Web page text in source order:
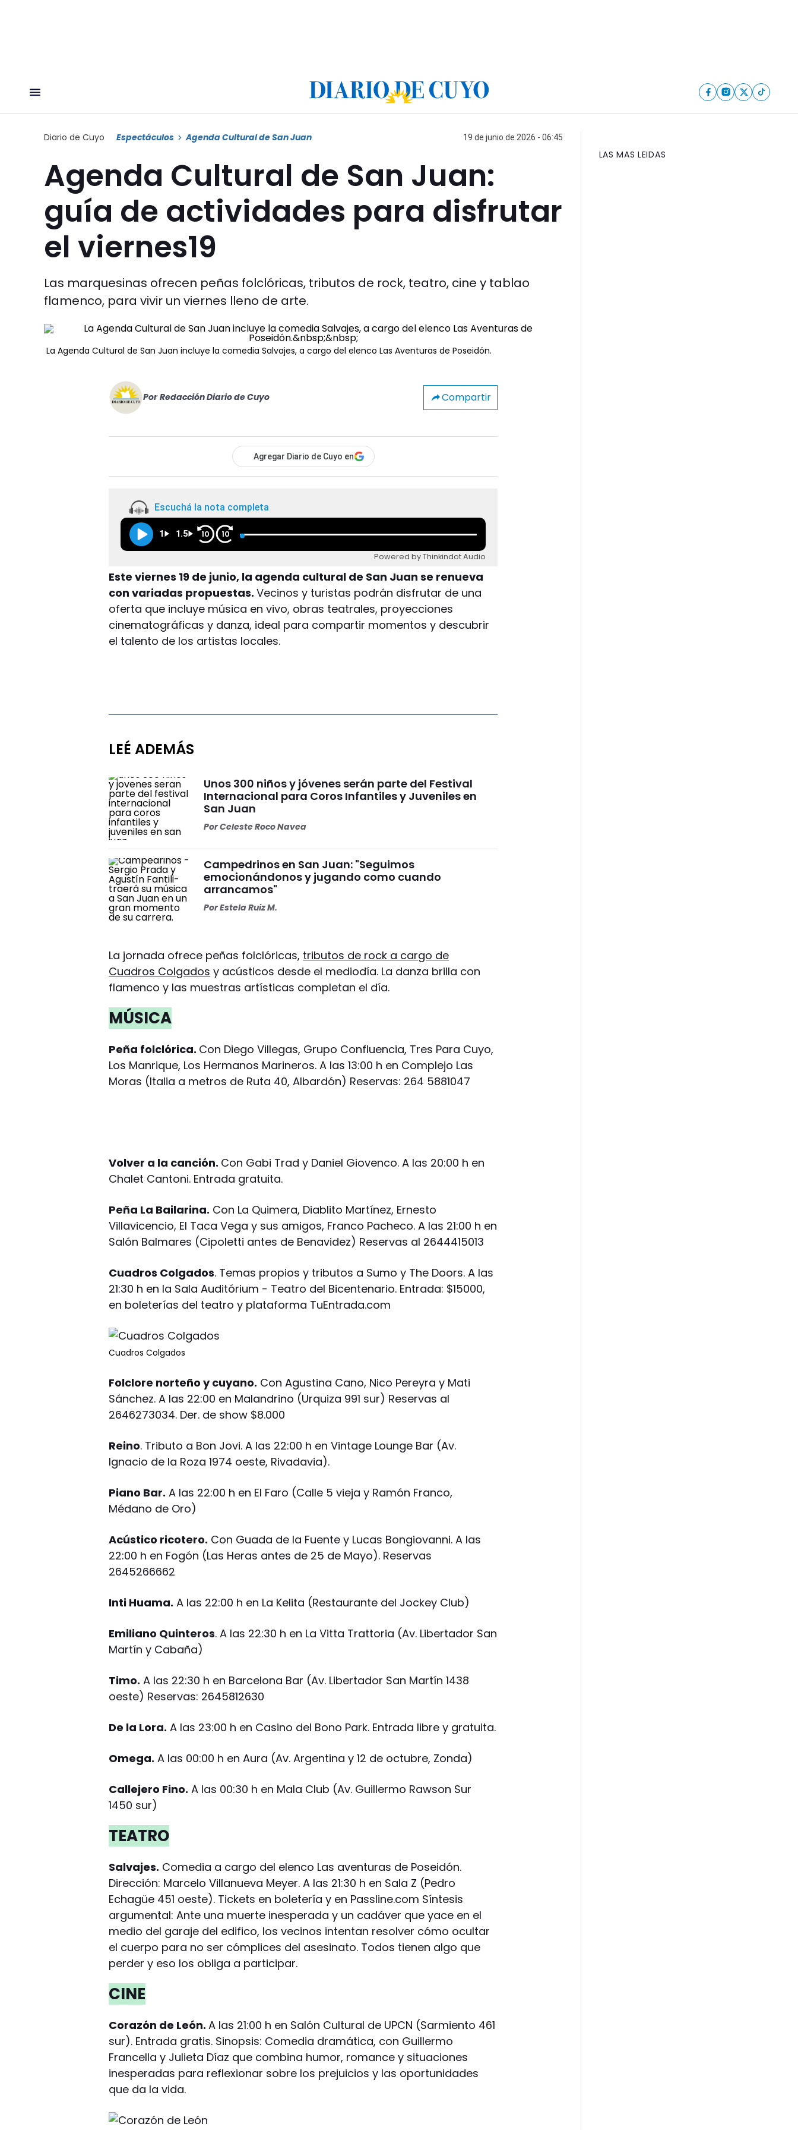
Diario de Cuyo Espectáculos Agenda Cultural de San Juan 19 de junio de 2026 - 06:45
Agenda Cultural de San Juan:
guía de actividades para disfrutar
el viernes19
Las marquesinas ofrecen peñas folclóricas, tributos de rock, teatro, cine y tablao
flamenco, para vivir un viernes lleno de arte.
La Agenda Cultural de San Juan incluye la comedia Salvajes, a cargo del elenco Las Aventuras de Poseidón.
Por Redacción Diario de Cuyo Compartir
Agregar Diario de Cuyo en
Escuchá la nota completa
1 1.5 10 10
Powered by Thinkindot Audio
Este viernes 19 de junio, la agenda cultural de San Juan se renueva
con variadas propuestas.Vecinos y turistas podrán disfrutar de una
oferta que incluye música en vivo, obras teatrales, proyecciones
cinematográficas y danza, ideal para compartir momentos y descubrir
el talento de los artistas locales.
LEÉ ADEMÁS
Unos 300 niños y jóvenes serán parte del Festival
Internacional para Coros Infantiles y Juveniles en
San Juan
PorCeleste Roco Navea
Campedrinos en San Juan: "Seguimos
emocionándonos y jugando como cuando
arrancamos"
PorEstela Ruiz M.
La jornada ofrece peñas folclóricas, tributos de rock a cargo de
Cuadros Colgados y acústicos desde el mediodía. La danza brilla con
flamenco y las muestras artísticas completan el día.
MÚSICA
Peña folclórica. Con Diego Villegas, Grupo Confluencia, Tres Para Cuyo,
Los Manrique, Los Hermanos Marineros. A las 13:00 h en Complejo Las
Moras (Italia a metros de Ruta 40, Albardón) Reservas: 264 5881047
Volver a la canción. Con Gabi Trad y Daniel Giovenco. A las 20:00 h en
Chalet Cantoni. Entrada gratuita.
Peña La Bailarina. Con La Quimera, Diablito Martínez, Ernesto
Villavicencio, El Taca Vega y sus amigos, Franco Pacheco. A las 21:00 h en
Salón Balmares (Cipoletti antes de Benavidez) Reservas al 2644415013
Cuadros Colgados. Temas propios y tributos a Sumo y The Doors. A las
21:30 h en la Sala Auditórium - Teatro del Bicentenario. Entrada: $15000,
en boleterías del teatro y plataforma TuEntrada.com
Cuadros Colgados
Folclore norteño y cuyano. Con Agustina Cano, Nico Pereyra y Mati
Sánchez. A las 22:00 en Malandrino (Urquiza 991 sur) Reservas al
2646273034. Der. de show $8.000
Reino. Tributo a Bon Jovi. A las 22:00 h en Vintage Lounge Bar (Av.
Ignacio de la Roza 1974 oeste, Rivadavia).
Piano Bar. A las 22:00 h en El Faro (Calle 5 vieja y Ramón Franco,
Médano de Oro)
Acústico ricotero. Con Guada de la Fuente y Lucas Bongiovanni. A las
22:00 h en Fogón (Las Heras antes de 25 de Mayo). Reservas
2645266662
Inti Huama. A las 22:00 h en La Kelita (Restaurante del Jockey Club)
Emiliano Quinteros. A las 22:30 h en La Vitta Trattoria (Av. Libertador San
Martín y Cabaña)
Timo. A las 22:30 h en Barcelona Bar (Av. Libertador San Martín 1438
oeste) Reservas: 2645812630
De la Lora. A las 23:00 h en Casino del Bono Park. Entrada libre y gratuita.
Omega. A las 00:00 h en Aura (Av. Argentina y 12 de octubre, Zonda)
Callejero Fino. A las 00:30 h en Mala Club (Av. Guillermo Rawson Sur
1450 sur)
TEATRO
Salvajes. Comedia a cargo del elenco Las aventuras de Poseidón.
Dirección: Marcelo Villanueva Meyer. A las 21:30 h en Sala Z (Pedro
Echagüe 451 oeste). Tickets en boletería y en Passline.com Síntesis
argumental: Ante una muerte inesperada y un cadáver que yace en el
medio del garaje del edifico, los vecinos intentan resolver cómo ocultar
el cuerpo para no ser cómplices del asesinato. Todos tienen algo que
perder y eso los obliga a participar.
CINE
Corazón de León.A las 21:00 h en Salón Cultural de UPCN (Sarmiento 461
sur). Entrada gratis. Sinopsis: Comedia dramática, con Guillermo
Francella y Julieta Díaz que combina humor, romance y situaciones
inesperadas para reflexionar sobre los prejuicios y las oportunidades
que da la vida.
LAS MAS LEIDAS